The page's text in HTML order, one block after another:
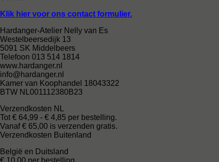
Klik hier voor ons contact formulier.
Hardanger-Atelier Nelly van Es
Westelbeersedijk 13
5091 SK Middelbeers
Telefoon 013 514 1814
www.hardanger.nl
info@hardanger.nl
Kamer van Koophandel 18043322
BTW NL001112380B23
Verzendkosten NL
Tot € 64,99 - € 4,85 per bestelling.
Vanaf € 65,00 is verzenden gratis.
Verzendkosten Buitenland
België en Duitsland
€ 10,00 per bestelling.